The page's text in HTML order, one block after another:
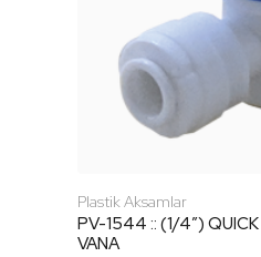
Plastik Aksamlar
PV-1544 :: (1/4″)
VANA